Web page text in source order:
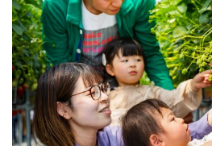
る
『広
島
県・
三原
市』
いち
ご狩
り体
験人